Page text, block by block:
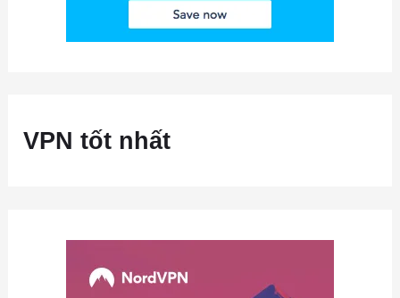
VPN tốt nhất